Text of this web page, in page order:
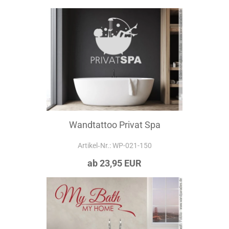
Wandtattoo Privat Spa
Artikel‑Nr.: WP-021-150
ab 23,95 EUR